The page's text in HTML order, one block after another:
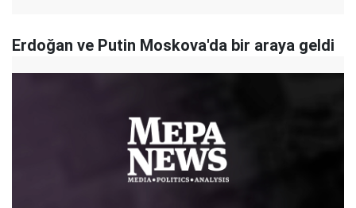
Erdoğan ve Putin Moskova'da bir araya geldi